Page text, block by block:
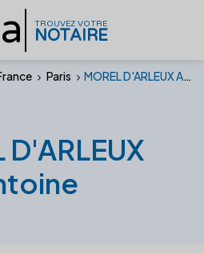
TROUVEZ VOTRE
NOTAIRE
Paris MOREL D'ARLEUX Antoine
D'ARLEUX